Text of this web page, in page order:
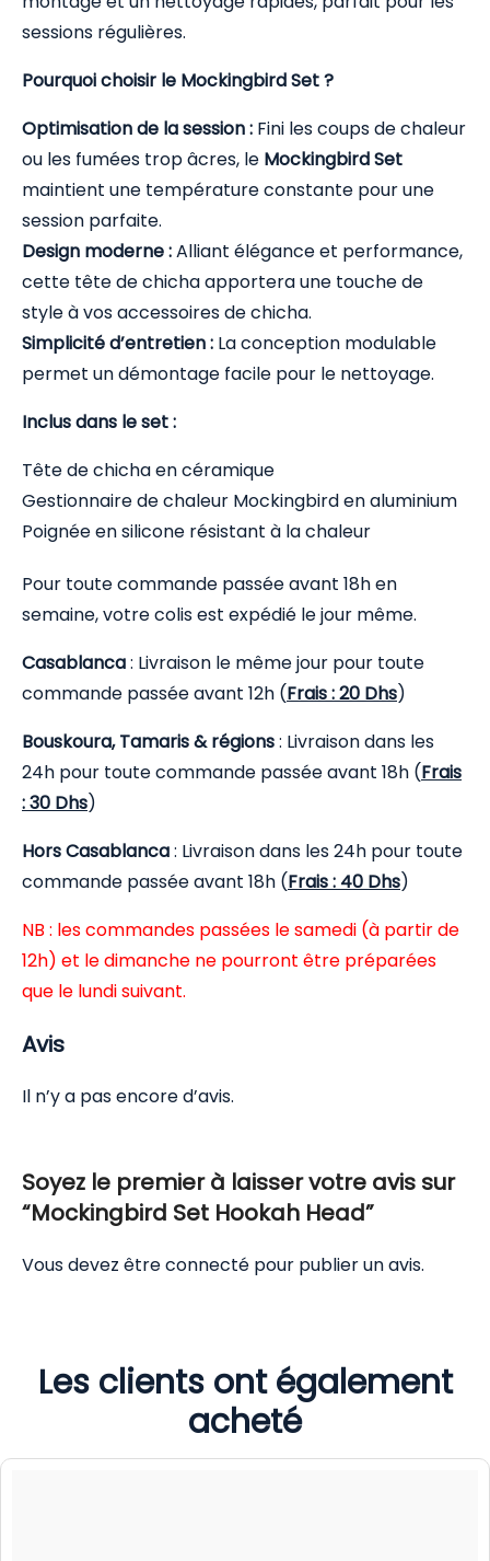
sessions régulières.
Pourquoi choisir le Mockingbird Set ?
Optimisation de la session : Fini les coups de chaleur
ou les fumées trop âcres, le Mockingbird Set
maintient une température constante pour une
session parfaite.
Design moderne :Alliant élégance et performance,
cette tête de chicha apportera une touche de
style à vos accessoires de chicha.
Simplicité d’entretien : La conception modulable
permet un démontage facile pour le nettoyage.
Inclus dans le set :
Tête de chicha en céramique
Gestionnaire de chaleur Mockingbird en aluminium
Poignée en silicone résistant à la chaleur
Pour toute commande passée avant 18h en
semaine, votre colis est expédié le jour même.
Casablanca: Livraison le même jour pour toute
commande passée avant 12h (Frais : 20 Dhs)
Bouskoura, Tamaris & régions: Livraison dans les
24h pour toute commande passée avant 18h (Frais
: 30 Dhs)
Hors Casablanca: Livraison dans les 24h pour toute
commande passée avant 18h (Frais : 40 Dhs)
NB : les commandes passées le samedi (à partir de
12h) et le dimanche ne pourront être préparées
que le lundi suivant.
Avis
Il n’y a pas encore d’avis.
Soyez le premier à laisser votre avis sur
“Mockingbird Set Hookah Head”
Vous devez êtreconnecté pour publier un avis.
Les clients ont également
acheté